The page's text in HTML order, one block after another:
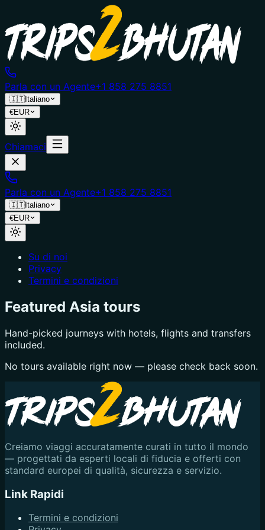
Parla con un Agente+1 858 275 8851
🇮🇹Italiano
€EUR
Chiamaci
Parla con un Agente+1 858 275 8851
🇮🇹Italiano
€EUR
Su di noi
Privacy
Termini e condizioni
Featured Asia tours
Hand-picked journeys with hotels, flights and transfers
included.
No tours available right now — please check back soon.
Creiamo viaggi accuratamente curati in tutto il mondo
— progettati da esperti locali di fiducia e offerti con
standard europei di qualità, sicurezza e servizio.
Link Rapidi
Termini e condizioni